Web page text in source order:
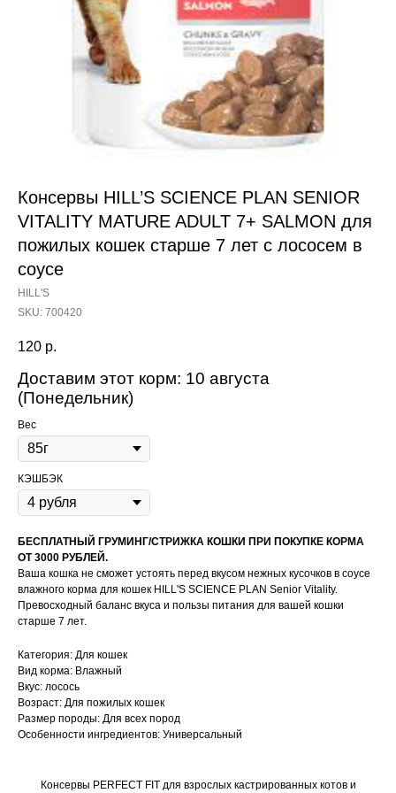
Консервы HILL’S SCIENCE PLAN SENIOR
VITALITY MATURE ADULT 7+ SALMON для
пожилых кошек старше 7 лет с лососем в
соусе
HILL'S
SKU: 700420
120 р.
Доставим этот корм: 10 августа
(Понедельник)
Вес
КЭШБЭК
БЕСПЛАТНЫЙ ГРУМИНГ/СТРИЖКА КОШКИ ПРИ ПОКУПКЕ КОРМА
ОТ 3000 РУБЛЕЙ.
Ваша кошка не сможет устоять перед вкусом нежных кусочков в соусе
влажного корма для кошек HILL'S SCIENCE PLAN Senior Vitality.
Превосходный баланс вкуса и пользы питания для вашей кошки
старше 7 лет.
Категория: Для кошек
Вид корма: Влажный
Вкус: лосось
Возраст: Для пожилых кошек
Размер породы: Для всех пород
Особенности ингредиентов: Универсальный
Консервы PERFECT FIT для взрослых кастрированных котов и
Content Oriented Web
stories, blogs, lookbooks, and all other kinds of content oriented projects.